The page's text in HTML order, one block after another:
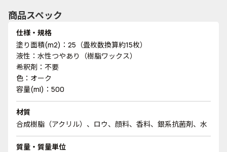
商品スペック
仕様・規格
塗り面積(m2)：25（畳枚数換算約15枚）
液性：水性つやあり（樹脂ワックス）
希釈剤：不要
色：オーク
容量(ml)：500
材質
合成樹脂（アクリル）、ロウ、顔料、香料、銀系抗菌剤、水
質量・質量単位